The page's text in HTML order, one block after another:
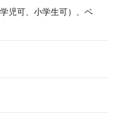
児可、小学生可）、ベ